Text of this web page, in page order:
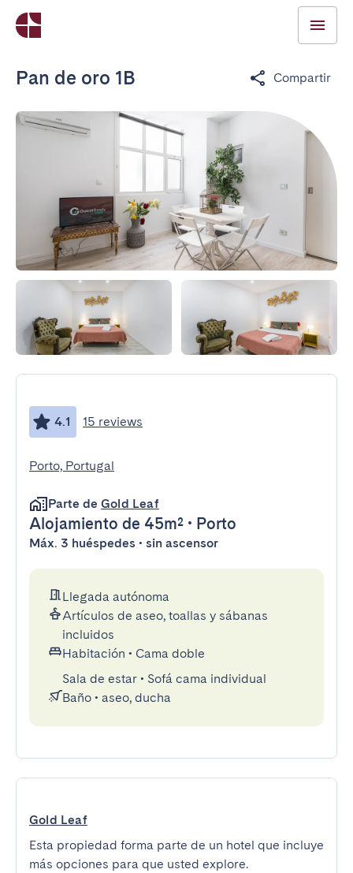
Pan de oro 1B Compartir
4.1 15 reviews
Porto, Portugal
Parte de Gold Leaf
Alojamiento de 45m² • Porto
Máx. 3 huéspedes • sin ascensor
Llegada autónoma
Artículos de aseo, toallas y sábanas
incluidos
Habitación • Cama doble
Sala de estar • Sofá cama individual
Baño • aseo, ducha
Gold Leaf
Esta propiedad forma parte de un hotel que incluye
más opciones para que usted explore.